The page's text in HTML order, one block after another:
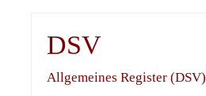
DSV
Allgemeines Register (DSV)